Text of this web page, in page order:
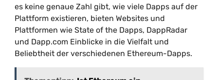
es keine genaue Zahl gibt, wie viele Dapps auf der
Plattform existieren, bieten Websites und
Plattformen wie State of the Dapps, DappRadar
und Dapp.com Einblicke in die Vielfalt und
Beliebtheit der verschiedenen Ethereum-Dapps.